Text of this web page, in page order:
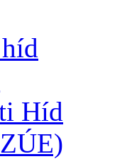
Híd